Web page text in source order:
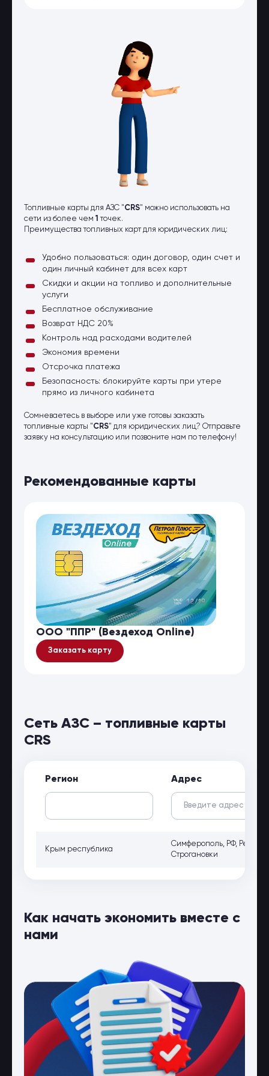
Топливные карты для АЗС "CRS" можно использовать на
сети из более чем 1 точек.
Преимущества топливных карт для юридических лиц:
Удобно пользоваться: один договор, один счет и
один личный кабинет для всех карт
Скидки и акции на топливо и дополнительные
услуги
Бесплатное обслуживание
Возврат НДС 20%
Контроль над расходами водителей
Экономия времени
Отсрочка платежа
Безопасность: блокируйте карты при утере
прямо из личного кабинета
Сомневаетесь в выборе или уже готовы заказать
топливные карты "CRS" для юридических лиц? Отправьте
заявку на консультацию или позвоните нам по телефону!
Рекомендованные карты
ООО "ППР" (Вездеход Online)
Заказать карту
Сеть АЗС – топливные карты
CRS
Регион Адрес
Крым республика
Симферополь, РФ,
Строгановки
Как начать экономить вместе с
нами
Страхование физических лиц
Страхование юридических лиц
Страховые компании
Электронные перевозочные